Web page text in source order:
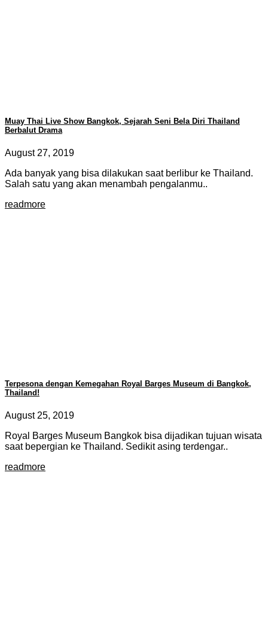
Muay Thai Live Show Bangkok, Sejarah Seni Bela Diri Thailand
Berbalut Drama
August 27, 2019
Ada banyak yang bisa dilakukan saat berlibur ke Thailand.
Salah satu yang akan menambah pengalanmu..
readmore
Terpesona dengan Kemegahan Royal Barges Museum di Bangkok,
Thailand!
August 25, 2019
Royal Barges Museum Bangkok bisa dijadikan tujuan wisata
saat bepergian ke Thailand. Sedikit asing terdengar..
readmore